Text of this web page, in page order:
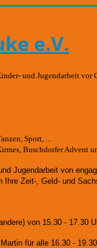
e.V.
und Jugendarbeit vor
Sport, ...
Buschdorfer Advent
Jugendarbeit von
Zeit-, Geld- und
von 15.30 - 17.30
für alle 16.30 -